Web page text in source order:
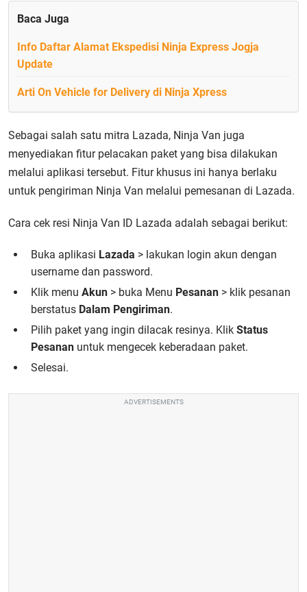
Baca Juga
Info Daftar Alamat Ekspedisi Ninja Express Jogja
Update
Arti On Vehicle for Delivery di Ninja Xpress
Sebagai salah satu mitra Lazada, Ninja Van juga
menyediakan fitur pelacakan paket yang bisa dilakukan
melalui aplikasi tersebut. Fitur khusus ini hanya berlaku
untuk pengiriman Ninja Van melalui pemesanan di Lazada.
Cara cek resi Ninja Van ID Lazada adalah sebagai berikut:
Buka aplikasi Lazada > lakukan login akun dengan
username dan password.
Klik menu Akun > buka Menu Pesanan > klik pesanan
berstatus Dalam Pengiriman.
Pilih paket yang ingin dilacak resinya. Klik Status
Pesanan untuk mengecek keberadaan paket.
Selesai.
ADVERTISEMENTS